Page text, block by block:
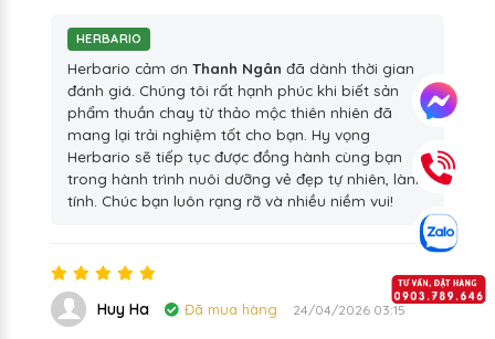
HERBARIO
Herbario cảm ơn Thanh Ngân đã dành thời gian
đánh giá. Chúng tôi rất hạnh phúc khi biết sản
phẩm thuần chay từ thảo mộc thiên nhiên đã
mang lại trải nghiệm tốt cho bạn. Hy vọng
Herbario sẽ tiếp tục được đồng hành cùng bạn
trong hành trình nuôi dưỡng vẻ đẹp tự nhiên, lành
tính. Chúc bạn luôn rạng rỡ và nhiều niềm vui!
Huy Ha Đã mua hàng 24/04/2026 03:15